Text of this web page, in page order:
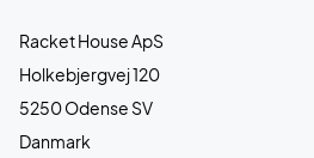
Racket House ApS
Holkebjergvej 120
5250 Odense SV
Danmark